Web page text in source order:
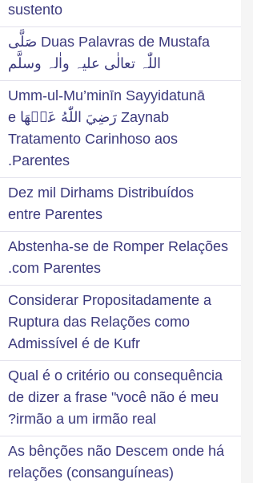
sustento
Duas Palavras de Mustafa صَلَّی
اللّٰہ تعالٰی علیہ واٰلہ وسلَّم
Umm-ul-Mu’minīn Sayyidatunā
Zaynab رَضِيَ اللّٰهُ عَنۡهَا e
Tratamento Carinhoso aos
Parentes.
Dez mil Dirhams Distribuídos
entre Parentes
Abstenha-se de Romper Relações
com Parentes.
Considerar Propositadamente a
Ruptura das Relações como
Admissível é de Kufr
Qual é o critério ou consequência
de dizer a frase "você não é meu
irmão a um irmão real?
As bênções não Descem onde há
relações (consanguíneas)